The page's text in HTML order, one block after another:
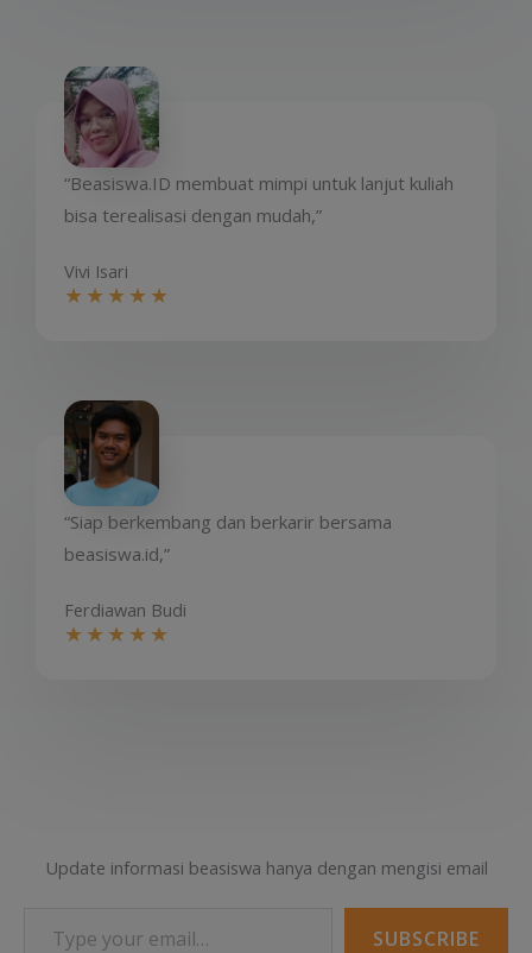
“Beasiswa.ID membuat mimpi untuk lanjut kuliah
bisa terealisasi dengan mudah,”​
Vivi Isari​
★ ★ ★ ★ ★
“Siap berkembang dan berkarir bersama
beasiswa.id,”​
Ferdiawan Budi
★ ★ ★ ★ ★
Update informasi beasiswa hanya dengan mengisi email
SUBSCRIBE